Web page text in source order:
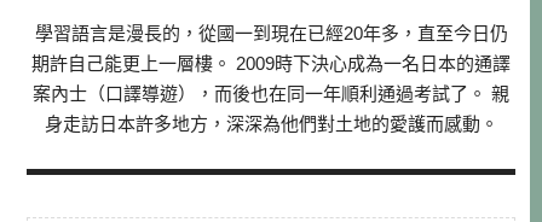
學習語言是漫長的，從國一到現在已經20年多，直至今日仍
期許自己能更上一層樓。 2009時下決心成為一名日本的通譯
案內士（口譯導遊），而後也在同一年順利通過考試了。 親
身走訪日本許多地方，深深為他們對土地的愛護而感動。